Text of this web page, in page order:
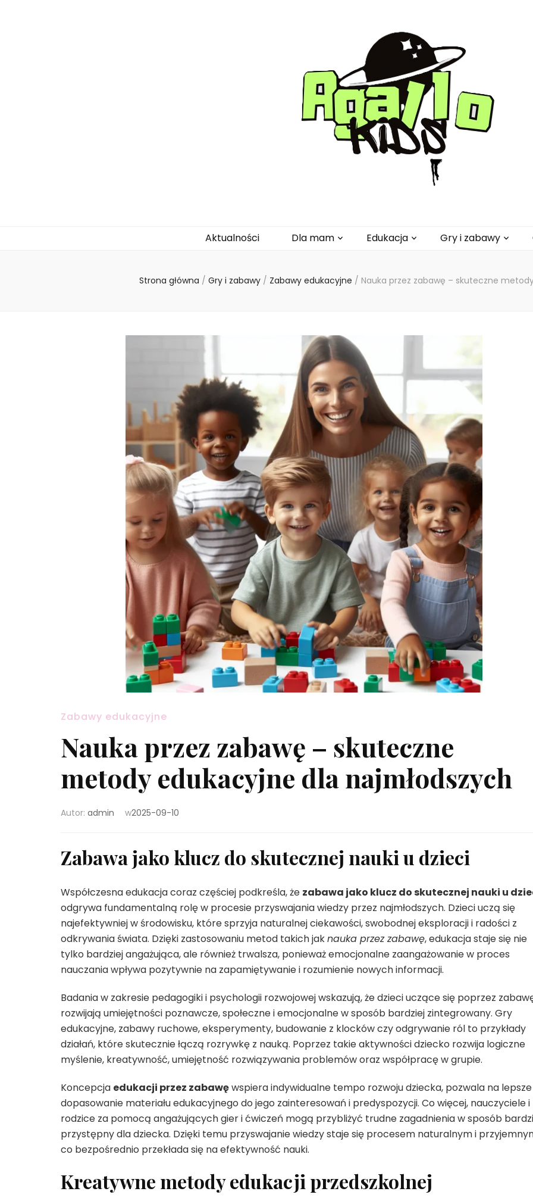
Aktualności Dla mam Edukacja Gry i zabawy
Strona główna / Gry i zabawy / Zabawy edukacyjne / Nauka przez zabawę – skuteczne
Zabawy edukacyjne
Nauka przez zabawę – skuteczne
metody edukacyjne dla najmłodszych
Autor: admin w2025-09-10
Zabawa jako klucz do skutecznej nauki u dzieci
Współczesna edukacja coraz częściej podkreśla, że zabawa jako klucz do skutecznej nauki u
odgrywa fundamentalną rolę w procesie przyswajania wiedzy przez najmłodszych. Dzieci uczą się
najefektywniej w środowisku, które sprzyja naturalnej ciekawości, swobodnej eksploracji i radości z
odkrywania świata. Dzięki zastosowaniu metod takich jaknauka przez zabawę, edukacja staje się nie
tylko bardziej angażująca, ale również trwalsza, ponieważ emocjonalne zaangażowanie w proces
nauczania wpływa pozytywnie na zapamiętywanie i rozumienie nowych informacji.
Badania w zakresie pedagogiki i psychologii rozwojowej wskazują, że dzieci uczące się poprzez
rozwijają umiejętności poznawcze, społeczne i emocjonalne w sposób bardziej zintegrowany. Gry
edukacyjne, zabawy ruchowe, eksperymenty, budowanie z klocków czy odgrywanie ról to przykłady
działań, które skutecznie łączą rozrywkę z nauką. Poprzez takie aktywności dziecko rozwija logiczne
myślenie, kreatywność, umiejętność rozwiązywania problemów oraz współpracę w grupie.
Koncepcja edukacji przez zabawęwspiera indywidualne tempo rozwoju dziecka, pozwala na lepsze
dopasowanie materiału edukacyjnego do jego zainteresowań i predyspozycji. Co więcej, nauczyciele i
rodzice za pomocą angażujących gier i ćwiczeń mogą przybliżyć trudne zagadnienia w sposób
przystępny dla dziecka. Dzięki temu przyswajanie wiedzy staje się procesem naturalnym i
co bezpośrednio przekłada się na efektywność nauki.
Kreatywne metody edukacji przedszkolnej